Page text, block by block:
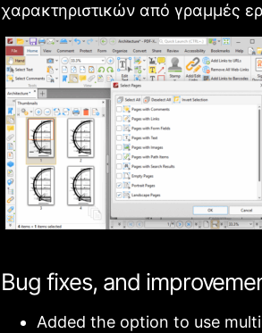
χαρακτηριστικών από γραμμές
Bug fixes, and
Added the option to use